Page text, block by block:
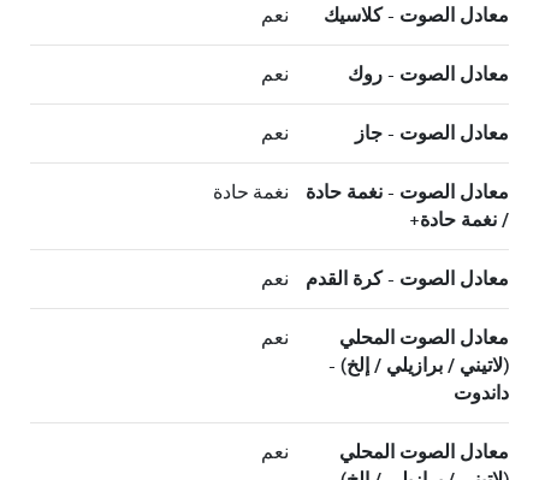
معادل الصوت - كلاسيك نعم
معادل الصوت - روك نعم
معادل الصوت - جاز نعم
معادل الصوت - نغمة حادة
/ نغمة حادة+
نغمة حادة
معادل الصوت - كرة القدم نعم
معادل الصوت المحلي
(لاتيني / برازيلي / إلخ) -
داندوت
نعم
معادل الصوت المحلي
نعم